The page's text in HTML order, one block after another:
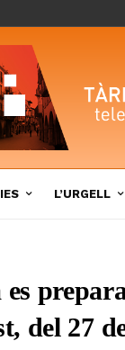
L’URGELL
del 27